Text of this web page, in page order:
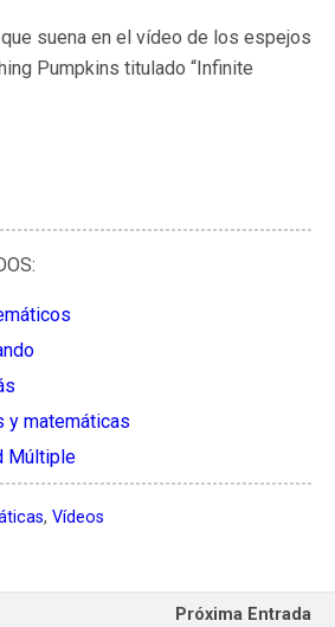
suena en el vídeo de los espejos
Pumpkins titulado “Infinite
y matemáticas
Múltiple
, Vídeos
Próxima Entrada